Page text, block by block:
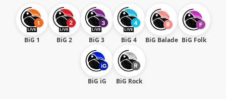
BiG 1 BiG 2 BiG 3 BiG 4 BiG Balade BiG Folk
BiG iG BiG Rock